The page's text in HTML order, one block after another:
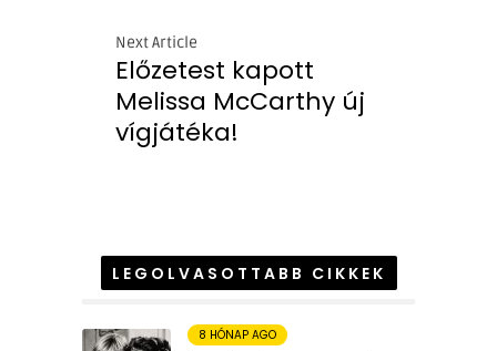
Next Article
Előzetest kapott
Melissa McCarthy új
vígjátéka!
LEGOLVASOTTABB CIKKEK
8 HÓNAP AGO